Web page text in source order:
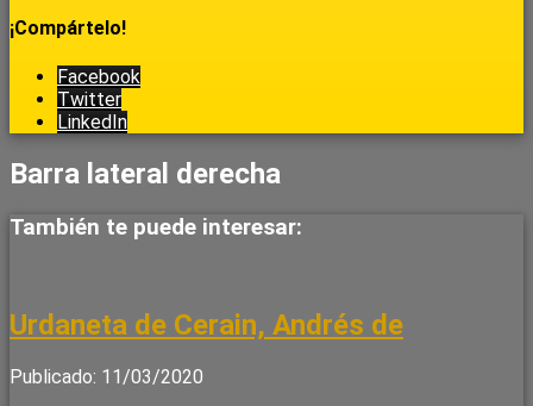
¡Compártelo!
Facebook
Twitter
LinkedIn
Barra lateral derecha
También te puede interesar:
Urdaneta de Cerain, Andrés de
Publicado: 11/03/2020